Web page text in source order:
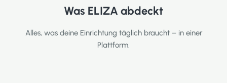
Was ELIZA abdeckt
Alles, was deine Einrichtung täglich braucht – in einer
Plattform.